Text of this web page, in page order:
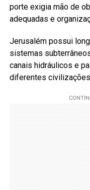
porte exigia mão de
adequadas e
Jerusalém possui
sistemas
canais hidráulicos e
diferentes